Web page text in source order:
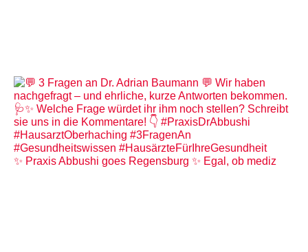
✨ Praxis Abbushi goes Regensburg ✨ Egal, ob mediz